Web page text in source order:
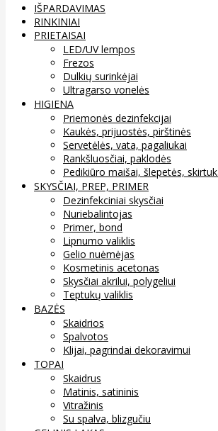
IŠPARDAVIMAS
RINKINIAI
PRIETAISAI
LED/UV lempos
Frezos
Dulkių surinkėjai
Ultragarso vonelės
HIGIENA
Priemonės dezinfekcijai
Kaukės, prijuostės, pirštinės
Servetėlės, vata, pagaliukai
Rankšluosčiai, paklodės
Pedikiūro maišai, šlepetės,
SKYSČIAI, PREP, PRIMER
Dezinfekciniai skysčiai
Nuriebalintojas
Primer, bond
Lipnumo valiklis
Gelio nuėmėjas
Kosmetinis acetonas
Skysčiai akrilui, polygeliui
Teptukų valiklis
BAZĖS
Skaidrios
Spalvotos
Klijai, pagrindai dekoravimui
TOPAI
Skaidrus
Matinis, satininis
Vitražinis
Su spalva, blizgučiu